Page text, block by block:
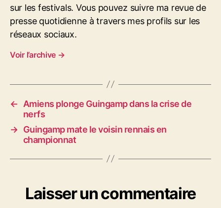
sur les festivals. Vous pouvez suivre ma revue de
presse quotidienne à travers mes profils sur les
réseaux sociaux.
Voir l’archive →
←
Amiens plonge Guingamp dans la crise de
nerfs
→ Guingamp mate le voisin rennais en
championnat
Laisser un commentaire